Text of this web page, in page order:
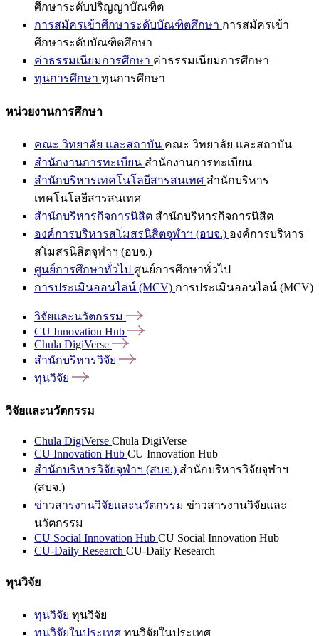
ศึกษาระดับปริญญาบัณฑิต
การสมัครเข้าศึกษาระดับบัณฑิตศึกษา การสมัครเข้า
ศึกษาระดับบัณฑิตศึกษา
ค่าธรรมเนียมการศึกษา ค่าธรรมเนียมการศึกษา
ทุนการศึกษา ทุนการศึกษา
หน่วยงานการศึกษา
คณะ วิทยาลัย และสถาบัน คณะ วิทยาลัย และสถาบัน
สำนักงานการทะเบียน สำนักงานการทะเบียน
สำนักบริหารเทคโนโลยีสารสนเทศ สำนักบริหาร
เทคโนโลยีสารสนเทศ
สำนักบริหารกิจการนิสิต สำนักบริหารกิจการนิสิต
องค์การบริหารสโมสรนิสิตจุฬาฯ (อบจ.) องค์การบริหาร
สโมสรนิสิตจุฬาฯ (อบจ.)
ศูนย์การศึกษาทั่วไป ศูนย์การศึกษาทั่วไป
การประเมินออนไลน์ (MCV) การประเมินออนไลน์ (MCV)
วิจัยและนวัตกรรม
CU Innovation Hub
Chula DigiVerse
สำนักบริหารวิจัย
ทุนวิจัย
วิจัยและนวัตกรรม
Chula DigiVerse Chula DigiVerse
CU Innovation Hub CU Innovation Hub
สำนักบริหารวิจัยจุฬาฯ (สบจ.) สำนักบริหารวิจัยจุฬาฯ
(สบจ.)
ข่าวสารงานวิจัยและนวัตกรรม ข่าวสารงานวิจัยและ
นวัตกรรม
CU Social Innovation Hub CU Social Innovation Hub
CU-Daily Research CU-Daily Research
ทุนวิจัย
ทุนวิจัย ทุนวิจัย
ทุนวิจัยในประเทศ ทุนวิจัยในประเทศ